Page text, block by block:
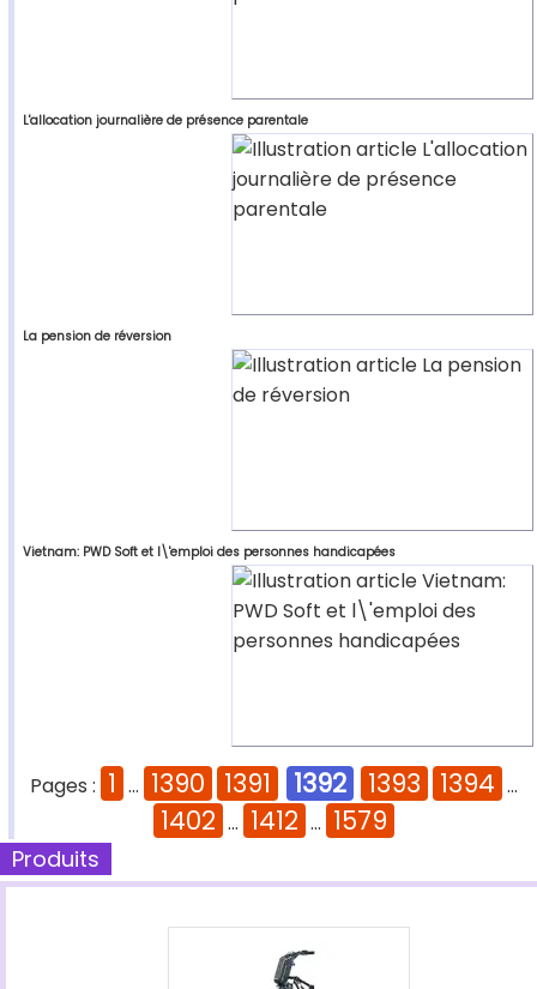
L'allocation journalière de présence parentale
La pension de réversion
Vietnam: PWD Soft et l\'emploi des personnes handicapées
Pages : 1 ... 1390 1391 1392 1393 1394 ...
1402 ... 1412 ... 1579
Produits